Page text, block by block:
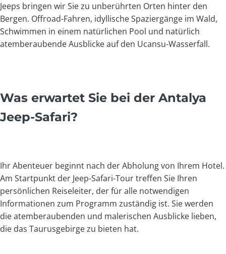
Jeeps bringen wir Sie zu unberührten Orten hinter den
Bergen. Offroad-Fahren, idyllische Spaziergänge im Wald,
Schwimmen in einem natürlichen Pool und natürlich
atemberaubende Ausblicke auf den Ucansu-Wasserfall.
Was erwartet Sie bei der Antalya
Jeep-Safari?
Ihr Abenteuer beginnt nach der Abholung von Ihrem Hotel.
Am Startpunkt der Jeep-Safari-Tour treffen Sie Ihren
persönlichen Reiseleiter, der für alle notwendigen
Informationen zum Programm zuständig ist. Sie werden
die atemberaubenden und malerischen Ausblicke lieben,
die das Taurusgebirge zu bieten hat.